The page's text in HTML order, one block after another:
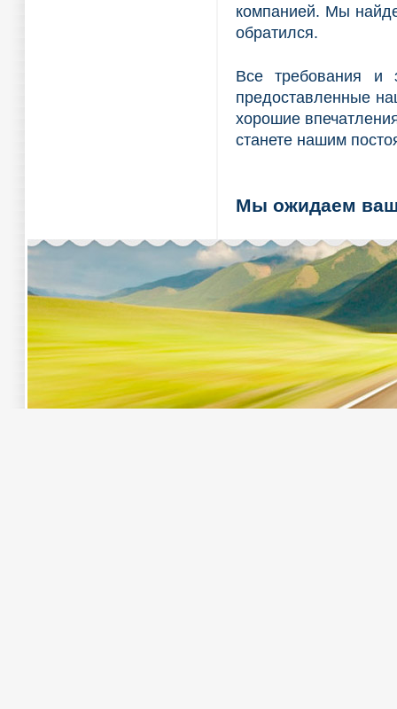
компанией. Мы
обратился.
Все требования и
предоставленные
хорошие
станете нашим
Мы ожидаем